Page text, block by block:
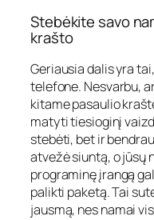
Stebėkite savo
krašto
Geriausia dalis yra
telefone. Nesvarbu,
kitame pasaulio
matyti tiesioginį
stebėti, bet ir
atvežė siuntą, o jūsų
programinę įrangą
palikti paketą. Tai
jausmą, nes namai